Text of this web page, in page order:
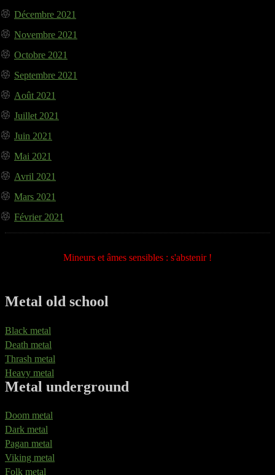
Décembre 2021
Novembre 2021
Octobre 2021
Septembre 2021
Août 2021
Juillet 2021
Juin 2021
Mai 2021
Avril 2021
Mars 2021
Février 2021
Mineurs et âmes sensibles : s'abstenir !
Metal old school
Black metal
Death metal
Thrash metal
Heavy metal
Metal underground
Doom metal
Dark metal
Pagan metal
Viking metal
Folk metal